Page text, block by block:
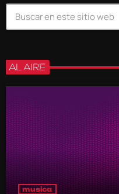
AL AIRE
musica